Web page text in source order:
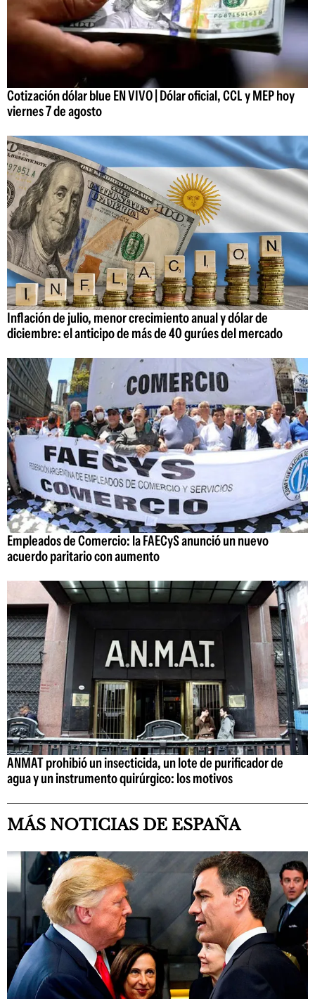
Cotización dólar blue EN VIVO | Dólar oficial, CCL y MEP hoy
viernes 7 de agosto
Inflación de julio, menor crecimiento anual y dólar de
diciembre: el anticipo de más de 40 gurúes del mercado
Empleados de Comercio: la FAECyS anunció un nuevo
acuerdo paritario con aumento
ANMAT prohibió un insecticida, un lote de purificador de
agua y un instrumento quirúrgico: los motivos
MÁS NOTICIAS DE ESPAÑA